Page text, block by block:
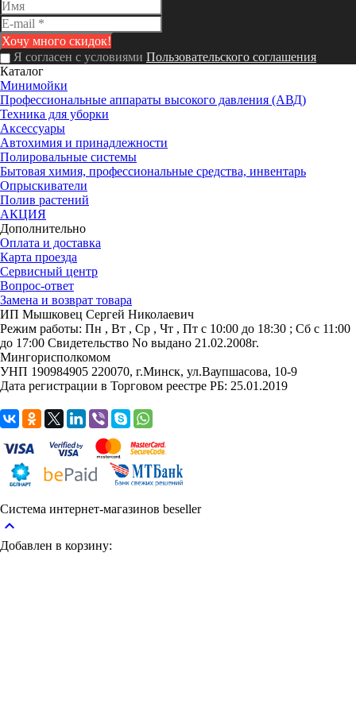
Я согласен с условиями Пользовательского соглашения
Каталог
Минимойки
Профессиональные аппараты высокого давления (АВД)
Техника для уборки
Аксессуары
Автохимия и принадлежности
Полировальные системы
Бытовая химия, профессиональные средства, инвентарь
Опрыскиватели
Полив растений
АКЦИЯ
Дополнительно
Оплата и доставка
Карта проезда
Сервисный центр
Вопрос-ответ
Замена и возврат товара
ИП Мышковец Сергей Николаевич
Режим работы: Пн , Вт , Ср , Чт , Пт c 10:00 до 18:30 ; Сб c 11:00
до 17:00 Свидетельство No выдано 21.02.2008г.
Мингорисполкомом
УНП 190984905 220070, г.Минск, ул.Ваупшасова, 10-9
Дата регистрации в Торговом реестре РБ: 25.01.2019
Система интернет-магазинов beseller
keyboard_arrow_up
Добавлен в корзину: